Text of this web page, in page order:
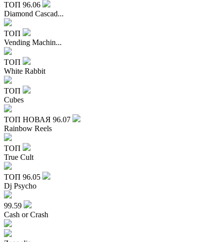
ТОП 96.06
Diamond Cascad...
ТОП
Vending Machin...
ТОП
White Rabbit
ТОП
Cubes
ТОП НОВАЯ 96.07
Rainbow Reels
ТОП
True Cult
ТОП 96.05
Dj Psycho
99.59
Cash or Crash